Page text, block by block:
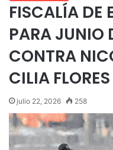
FISCALÍA DE
PARA JUNIO
CONTRA
CILIA
julio 22, 2026 258